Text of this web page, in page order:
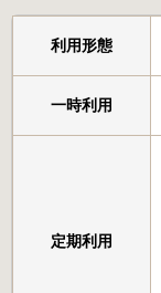
利用形態
一時利用
定期利用